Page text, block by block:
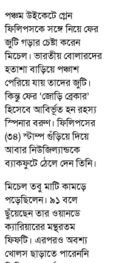
পঞ্চম উইকেটে গ্লেন
ফিলিপসকে সঙ্গে নিয়ে ফের
জুটি গড়ার চেষ্টা করেন
মিচেল। ভারতীয় বোলারদের
হতাশা বাড়িয়ে পঞ্চাশ
পেরিয়ে যায় তাদের জুটি।
কিন্তু ফের ‘জোড়ি ব্রেকার’
হিসেবে আবির্ভূত হন রহস্য
স্পিনার বরুণ। ফিলিপসের
(৩৪) স্টাম্প গুঁড়িয়ে দিয়ে
আবার নিউজিল্যান্ডকে
ব্যাকফুটে ঠেলে দেন তিনি।
মিচেল তবু মাটি কামড়ে
পড়েছিলেন। ৯১ বলে
ছুঁয়েছেন তার ওয়ানডে
ক্যারিয়ারের মন্থরতম
ফিফটি। এরপরও অবশ্য
খোলস ছাড়াতে পারেননি